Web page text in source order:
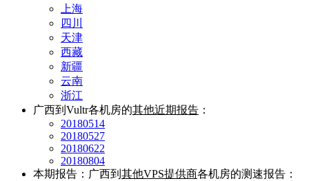
上海
四川
天津
西藏
新疆
云南
浙江
广西到Vultr各机房的其他近期报告 ：
20180514
20180527
20180622
20180804
本期报告：广西到 其他VPS提供商各机房的测速报告：